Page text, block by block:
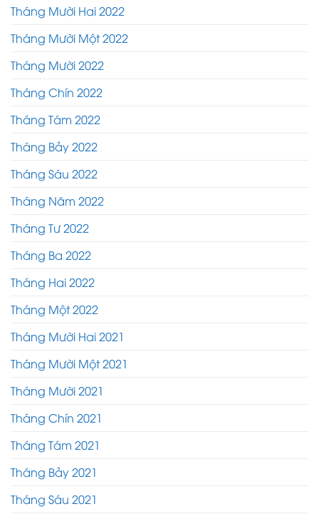
Tháng Mười Hai 2022
Tháng Mười Một 2022
Tháng Mười 2022
Tháng Chín 2022
Tháng Tám 2022
Tháng Bảy 2022
Tháng Sáu 2022
Tháng Năm 2022
Tháng Tư 2022
Tháng Ba 2022
Tháng Hai 2022
Tháng Một 2022
Tháng Mười Hai 2021
Tháng Mười Một 2021
Tháng Mười 2021
Tháng Chín 2021
Tháng Tám 2021
Tháng Bảy 2021
Tháng Sáu 2021